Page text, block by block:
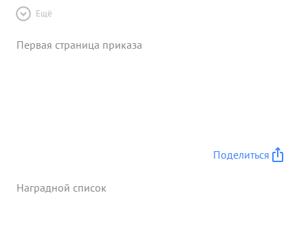
Ещё
Первая страница приказа
Поделиться
Наградной список